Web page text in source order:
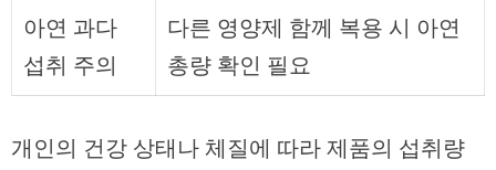
아연 과다
섭취 주의
다른 영양제 함께 복용 시 아연
총량 확인 필요
개인의 건강 상태나 체질에 따라 제품의 섭취량